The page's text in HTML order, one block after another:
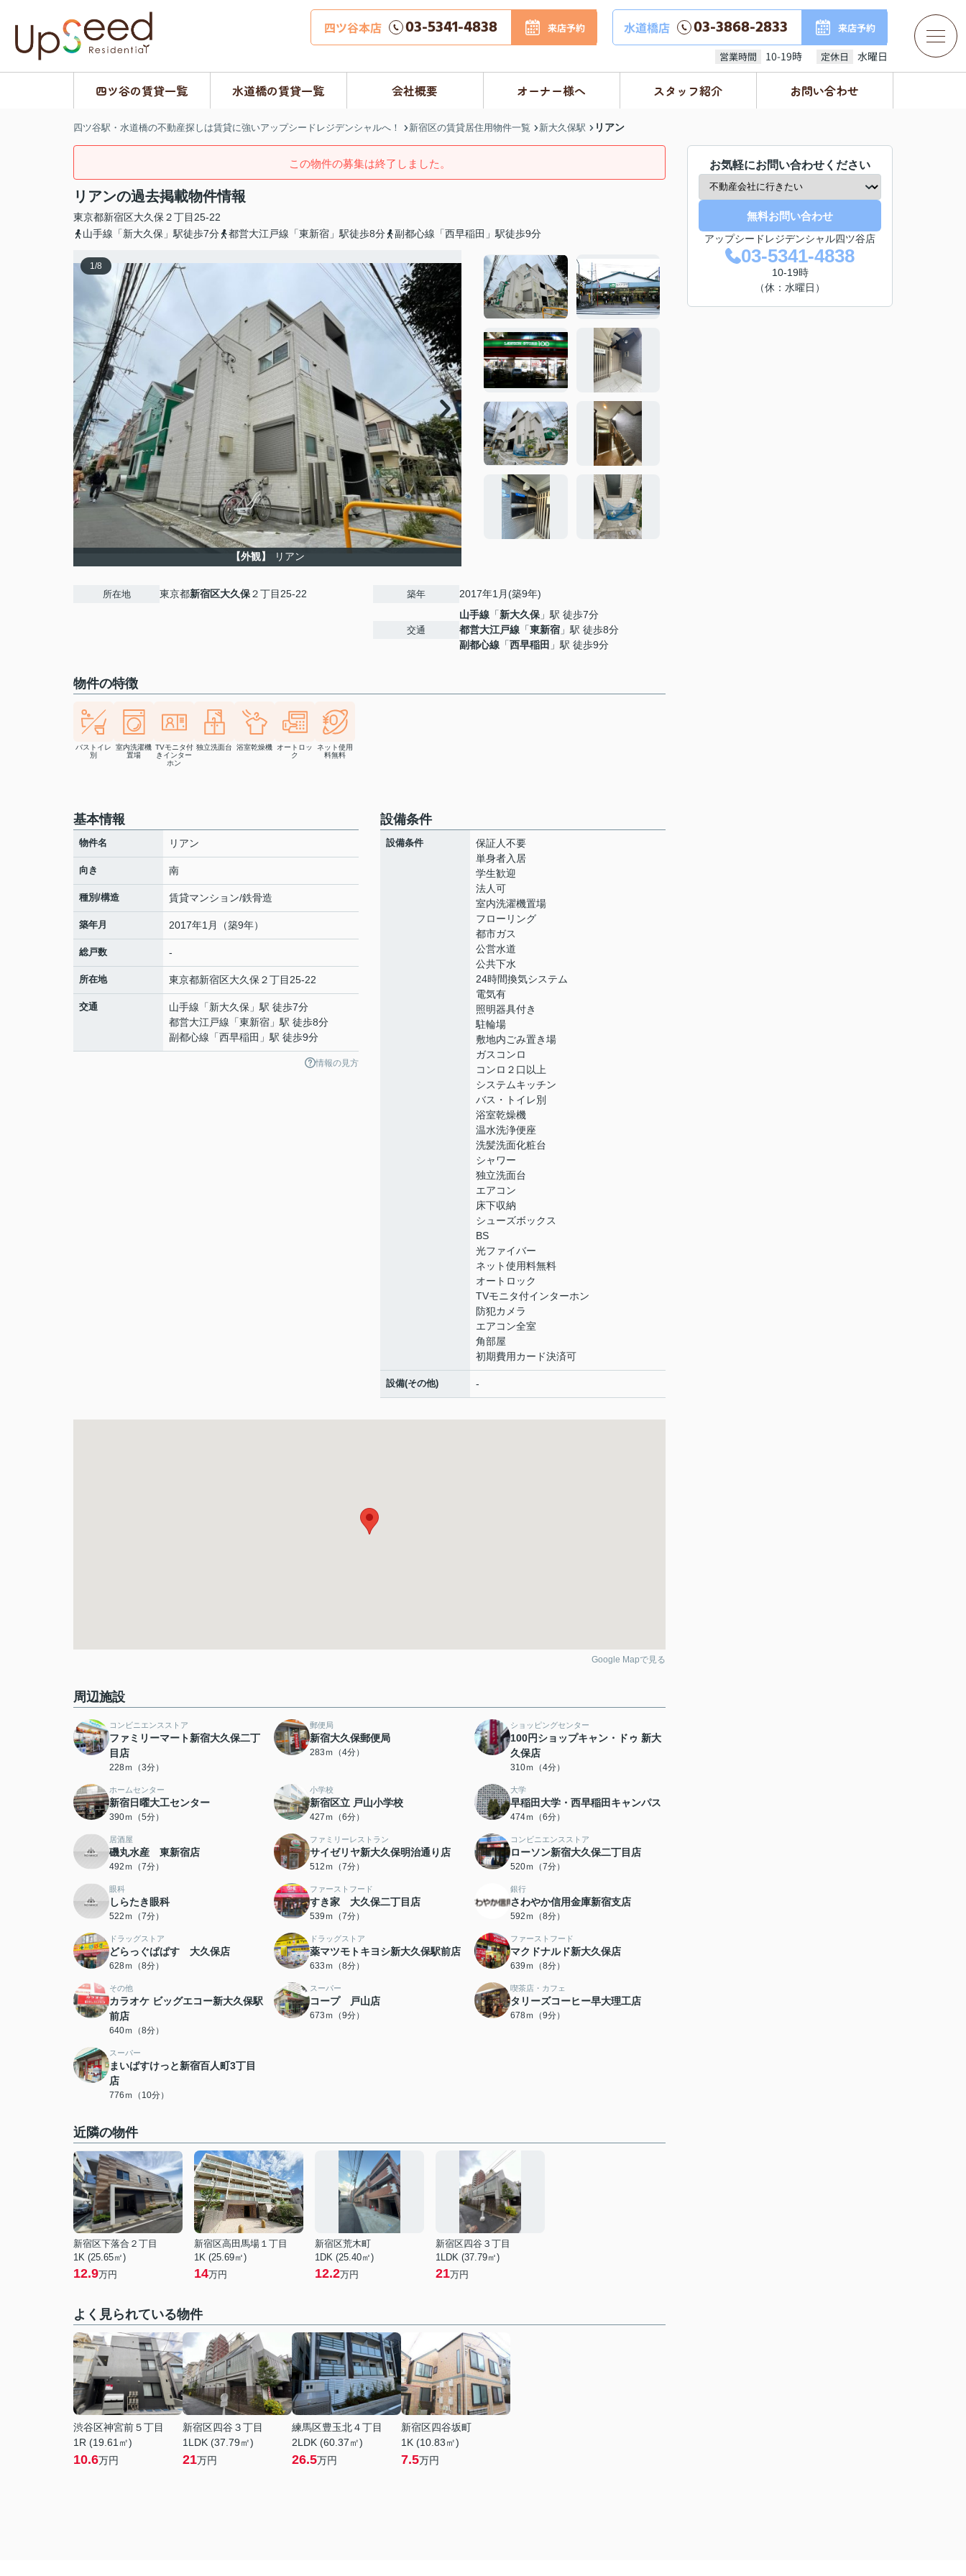
四ツ谷本店 03-5341-4838 来店予約 水道橋店 03-3868-2833 来店予約
営業時間 10-19時 定休日 水曜日
四ツ谷の賃貸一覧 水道橋の賃貸一覧 会社概要 オーナー様へ スタッフ紹介 お問い合わせ
四ツ谷駅・水道橋の不動産探しは賃貸に強いアップシードレジデンシャルへ！ 新宿区の賃貸居住用物件一覧 新大久保駅 リアン
この物件の募集は終了しました。
リアンの過去掲載物件情報
東京都新宿区大久保 ２丁目25-22
山手線「新大久保」駅徒歩7分
都営大江戸線「東新宿」駅徒歩8分 副都心線「西早稲田」駅徒歩9分
1/8
【外観】 リアン
所在地 東京都新宿区大久保２丁目25-22 築年 2017年1月(築9年)
交通
山手線 「新大久保 」駅 徒歩7分
都営大江戸線 「東新宿 」駅 徒歩8分
副都心線 「西早稲田 」駅 徒歩9分
物件の特徴
バストイレ
別
室内洗濯機
置場
TVモニタ付
きインター
ホン
独立洗面台 浴室乾燥機
オートロッ
ク
ネット使用
料無料
基本情報
物件名 リアン
向き 南
種別/構造 賃貸マンション/鉄骨造
築年月 2017年1月（築9年）
総戸数 -
所在地 東京都新宿区大久保 ２丁目25-22
交通 山手線 「新大久保 」駅 徒歩7分
都営大江戸線 「東新宿 」駅 徒歩8分
副都心線 「西早稲田 」駅 徒歩9分
情報の見方
設備条件
設備条件
保証人不要
単身者入居
学生歓迎
法人可
室内洗濯機置場
フローリング
都市ガス
公営水道
公共下水
24時間換気システム
電気有
照明器具付き
駐輪場
敷地内ごみ置き場
ガスコンロ
コンロ２口以上
システムキッチン
バス・トイレ別
浴室乾燥機
温水洗浄便座
洗髪洗面化粧台
シャワー
独立洗面台
エアコン
床下収納
シューズボックス
BS
光ファイバー
ネット使用料無料
オートロック
TVモニタ付インターホン
防犯カメラ
エアコン全室
角部屋
初期費用カード決済可
設備(その他) -
Google Mapで見る
周辺施設
コンビニエンスストア
ファミリーマート新宿大久保二丁
目店
228ｍ（3分）
郵便局
新宿大久保郵便局
283ｍ（4分）
ショッピングセンター
100円ショップキャン・ドゥ 新大
久保店
310ｍ（4分）
ホームセンター
新宿日曜大工センター
390ｍ（5分）
小学校
新宿区立 戸山小学校
427ｍ（6分）
大学
早稲田大学・西早稲田キャンパス
474ｍ（6分）
居酒屋
磯丸水産 東新宿店
492ｍ（7分）
ファミリーレストラン
サイゼリヤ新大久保明治通り店
512ｍ（7分）
コンビニエンスストア
ローソン新宿大久保二丁目店
520ｍ（7分）
眼科
しらたき眼科
522ｍ（7分）
ファーストフード
すき家 大久保二丁目店
539ｍ（7分）
銀行
さわやか信用金庫新宿支店
592ｍ（8分）
ドラッグストア
どらっぐぱぱす 大久保店
628ｍ（8分）
ドラッグストア
薬マツモトキヨシ新大久保駅前店
633ｍ（8分）
ファーストフード
マクドナルド新大久保店
639ｍ（8分）
その他
カラオケ ビッグエコー新大久保駅
前店
640ｍ（8分）
スーパー
コープ 戸山店
673ｍ（9分）
喫茶店・カフェ
タリーズコーヒー早大理工店
678ｍ（9分）
スーパー
まいばすけっと新宿百人町3丁目
店
776ｍ（10分）
近隣の物件
新宿区下落合２丁目
1K (25.65㎡)
12.9万円
新宿区高田馬場１丁目
1K (25.69㎡)
14万円
新宿区荒木町
1DK (25.40㎡)
12.2万円
新宿区四谷３丁目
1LDK (37.79㎡)
21万円
よく見られている物件
渋谷区神宮前５丁目
1R (19.61㎡)
10.6万円
新宿区四谷３丁目
1LDK (37.79㎡)
21万円
練馬区豊玉北４丁目
2LDK (60.37㎡)
26.5万円
新宿区四谷坂町
1K (10.83㎡)
7.5万円
お気軽にお問い合わせください
無料お問い合わせ
アップシードレジデンシャル四ツ谷店
03-5341-4838
10-19時
（休：水曜日）